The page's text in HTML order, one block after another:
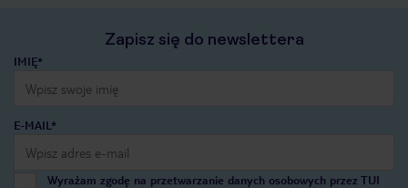
Zapisz się do newslettera
IMIĘ*
E-MAIL*
Wyrażam zgodę na przetwarzanie danych osobowych przez TUI